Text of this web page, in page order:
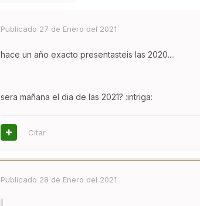
Publicado 27 de Enero del 2021
hace un año exacto presentasteis las 2020....
sera mañana el dia de las 2021? :intriga:
Citar
Publicado 28 de Enero del 2021